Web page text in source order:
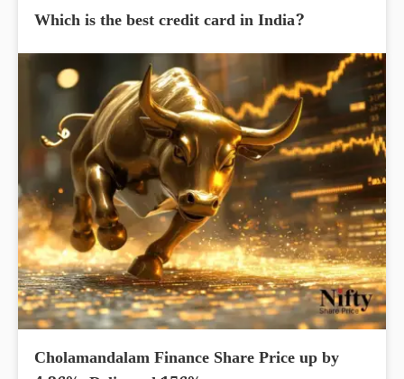
Which is the best credit card in India?
Cholamandalam Finance Share Price up by